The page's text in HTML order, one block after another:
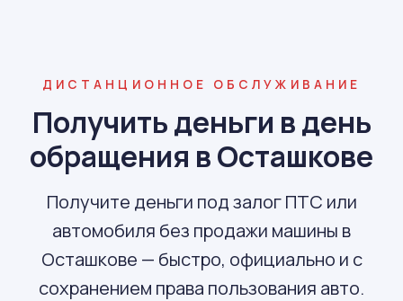
ДИСТАНЦИОННОЕ ОБСЛУЖИВАНИЕ
Получить деньги в день
обращения в Осташкове
Получите деньги под залог ПТС или
автомобиля без продажи машины в
Осташкове — быстро, официально и с
сохранением права пользования авто.